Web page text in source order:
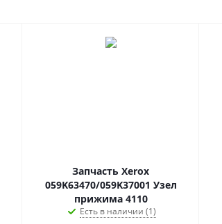
Запчасть Xerox
059K63470/059K37001 Узел
прижима 4110
Есть в наличии (1)